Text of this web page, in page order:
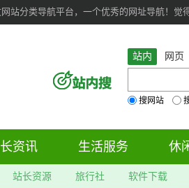
站分类导航平台，一个优秀的网址导航！觉
站内 网页
搜网站
资讯 生活服务 休
站长资源 旅行社 软件下载